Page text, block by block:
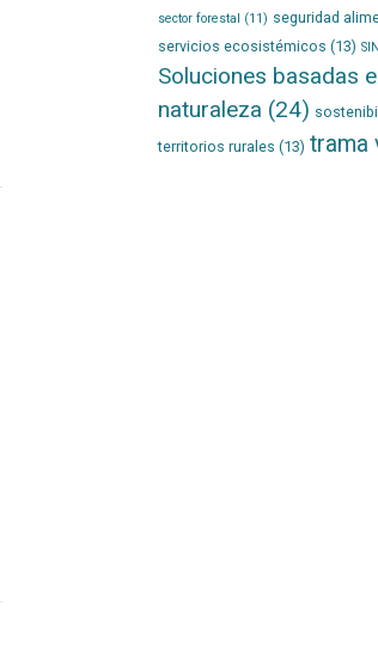
sector forestal (11) seguridad
servicios ecosistémicos (13)
Soluciones basadas
naturaleza (24)
territorios rurales (13) trama